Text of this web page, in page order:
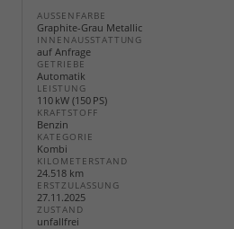
AUSSENFARBE
Graphite-Grau Metallic
INNENAUSSTATTUNG
auf Anfrage
GETRIEBE
Automatik
LEISTUNG
110 kW (150 PS)
KRAFTSTOFF
Benzin
KATEGORIE
Kombi
KILOMETERSTAND
24.518 km
ERSTZULASSUNG
27.11.2025
ZUSTAND
unfallfrei